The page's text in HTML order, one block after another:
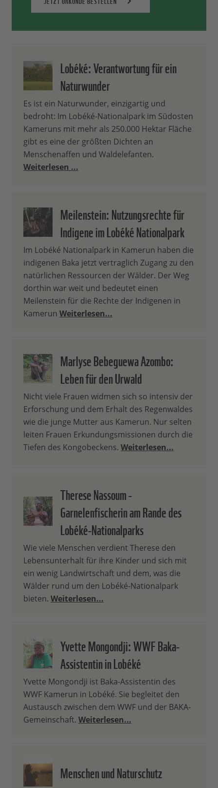
Lobéké: Verantwortung für ein
Naturwunder
Es ist ein Naturwunder, einzigartig und
bedroht: Im Lobéké-Nationalpark im Südosten
Kameruns mit mehr als 250.000 Hektar Fläche
gibt es eine der größten Dichten an
Menschenaffen und Waldelefanten.
Weiterlesen ...
Meilenstein: Nutzungsrechte für
Indigene im Lobéké Nationalpark
Im Lobéké Nationalpark in Kamerun haben die
indigenen Baka jetzt vertraglich Zugang zu den
natürlichen Ressourcen der Wälder. Der Weg
dorthin war weit und bedeutet einen
Meilenstein für die Rechte der Indigenen in
Kamerun Weiterlesen...
Marlyse Bebeguewa Azombo:
Leben für den Urwald
Nicht viele Frauen widmen sich so intensiv der
Erforschung und dem Erhalt des Regenwaldes
wie die junge Mutter aus Kamerun. Nur selten
leiten Frauen Erkundungsmissionen durch die
Tiefen des Kongobeckens. Weiterlesen...
Therese Nassoum -
Garnelenfischerin am Rande des
Lobéké-Nationalparks
Wie viele Menschen verdient Therese den
Lebensunterhalt für ihre Kinder und sich mit
ein wenig Landwirtschaft und dem, was die
Wälder rund um den Lobéké-Nationalpark
bieten. Weiterlesen...
Yvette Mongondji: WWF Baka-
Assistentin in Lobéké
Yvette Mongondji ist Baka-Assistentin des
WWF Kamerun in Lobéké. Sie begleitet den
Austausch zwischen dem WWF und der BAKA-
Gemeinschaft. Weiterlesen...
Menschen und Naturschutz